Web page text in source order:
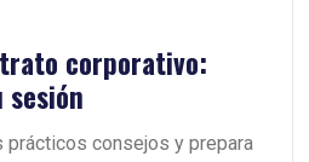
corporativo:
consejos y prepara